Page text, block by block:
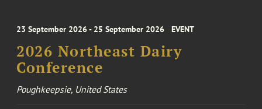
23 September 2026 - 25 September 2026 EVENT
2026 Northeast Dairy
Conference
Poughkeepsie, United States